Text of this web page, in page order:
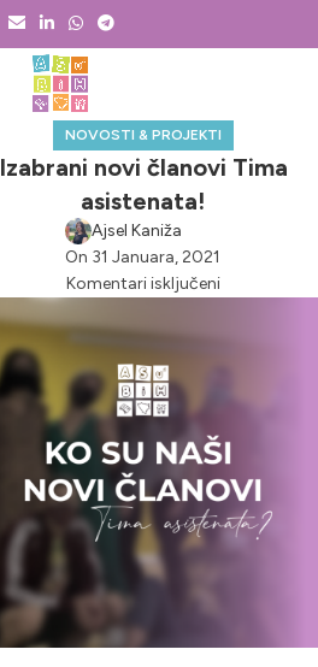
NOVOSTI & PROJEKTI
Izabrani novi članovi Tima
asistenata!
Ajsel Kaniža
On 31 Januara, 2021
Komentari isključeni